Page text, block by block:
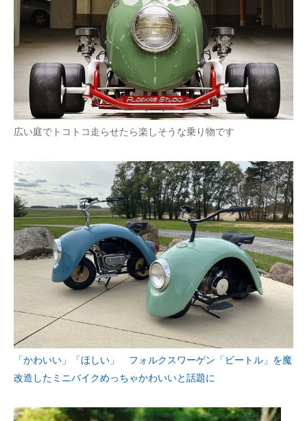
広い庭でトコトコ走らせたら楽しそうな乗り物です
「かわいい」「ほしい」 フォルクスワーゲン「ビートル」を魔
改造したミニバイクめっちゃかわいいと話題に